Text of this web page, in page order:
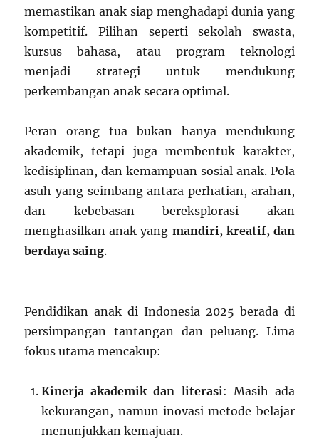
memastikan anak siap menghadapi dunia yang
kompetitif. Pilihan seperti sekolah swasta,
kursus bahasa, atau program teknologi
menjadi strategi untuk mendukung
perkembangan anak secara optimal.
Peran orang tua bukan hanya mendukung
akademik, tetapi juga membentuk karakter,
kedisiplinan, dan kemampuan sosial anak. Pola
asuh yang seimbang antara perhatian, arahan,
dan kebebasan bereksplorasi akan
menghasilkan anak yang mandiri, kreatif, dan
berdaya saing.
Pendidikan anak di Indonesia 2025 berada di
persimpangan tantangan dan peluang. Lima
fokus utama mencakup:
Kinerja akademik dan literasi: Masih ada
kekurangan, namun inovasi metode belajar
menunjukkan kemajuan.